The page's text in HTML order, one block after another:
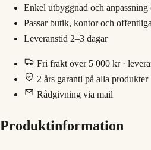
Enkel utbyggnad och anpassning
Passar butik, kontor och
Leveranstid 2–3 dagar
Fri frakt över 5 000 kr ·
2 års garanti på alla produkter
Rådgivning via mail
Produktinformation